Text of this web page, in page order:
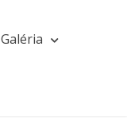
Galéria